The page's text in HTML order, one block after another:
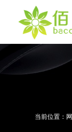
当前位置：